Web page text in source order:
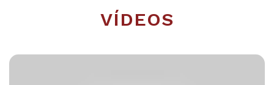
VÍDEOS